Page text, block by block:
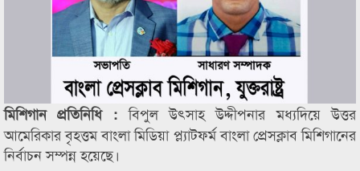
মিশিগান প্রতিনিধি :বিপুল উৎসাহ উদ্দীপনার মধ্যদিয়ে উত্তর
আমেরিকার বৃহত্তম বাংলা মিডিয়া প্ল্যাটফর্ম বাংলা প্রেসক্লাব মিশিগানের
নির্বাচন সম্পন্ন হয়েছে।